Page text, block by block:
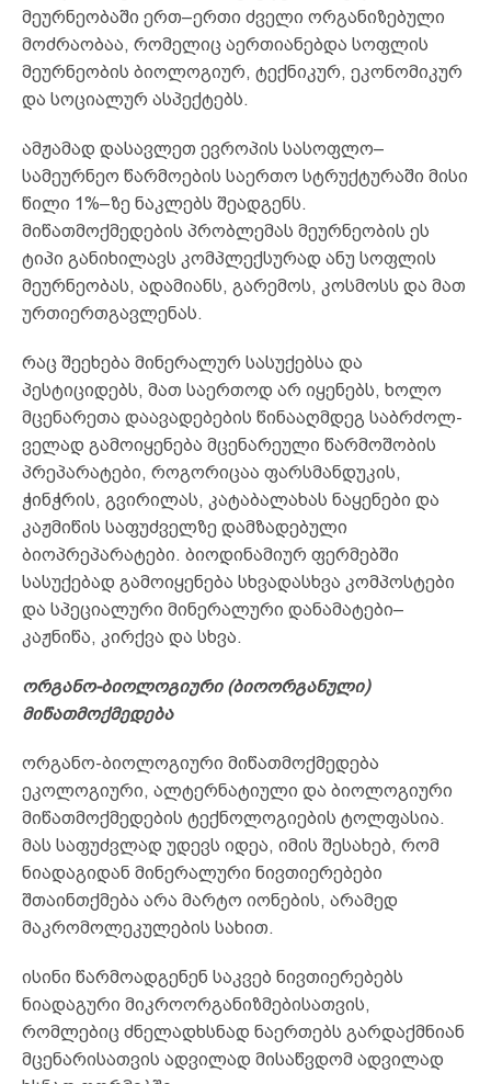
მეურნეობაში ერთ–ერთი ძველი ორგანიზებული
მოძრაობაა, რომელიც აერთიანებდა სოფლის
მეურნეობის ბიოლოგიურ, ტექნიკურ, ეკონომიკურ
და სოციალურ ასპექტებს.
ამჟამად დასავლეთ ევროპის სასოფლო–
სამეურნეო წარმოების საერთო სტრუქტურაში მისი
წილი 1%–ზე ნაკლებს შეადგენს.
მიწათმოქმედების პრობლემას მეურნეობის ეს
ტიპი განიხილავს კომპლექსურად ანუ სოფლის
მეურნეობას, ადამიანს, გარემოს, კოსმოსს და მათ
ურთიერთგავლენას.
რაც შეეხება მინერალურ სასუქებსა და
პესტიციდებს, მათ საერთოდ არ იყენებს, ხოლო
მცენარეთა დაავადებების წინააღმდეგ საბრძოლ-
ველად გამოიყენება მცენარეული წარმოშობის
პრეპარატები, როგორიცაა ფარსმანდუკის,
ჭინჭრის, გვირილას, კატაბალახას ნაყენები და
კაჟმიწის საფუძველზე დამზადებული
ბიოპრეპარატები. ბიოდინამიურ ფერმებში
სასუქებად გამოიყენება სხვადასხვა კომპოსტები
და სპეციალური მინერალური დანამატები–
კაჟნიწა, კირქვა და სხვა.
ორგანო-ბიოლოგიური (ბიოორგანული)
მიწათმოქმედება
ორგანო-ბიოლოგიური მიწათმოქმედება
ეკოლოგიური, ალტერნატიული და ბიოლოგიური
მიწათმოქმედების ტექნოლოგიების ტოლფასია.
მას საფუძვლად უდევს იდეა, იმის შესახებ, რომ
ნიადაგიდან მინერალური ნივთიერებები
შთაინთქმება არა მარტო იონების, არამედ
მაკრომოლეკულების სახით.
ისინი წარმოადგენენ საკვებ ნივთიერებებს
ნიადაგური მიკროორგანიზმებისათვის,
რომლებიც ძნელადხსნად ნაერთებს გარდაქმნიან
მცენარისათვის ადვილად მისაწვდომ ადვილად